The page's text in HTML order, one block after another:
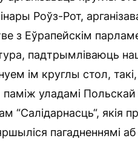
Роўз-Рот,
з Еўрапейскім
падтрымліваюць
ім круглы стол,
уладамі Польскай
“Салідарнасць“, якія
пагадненнямі